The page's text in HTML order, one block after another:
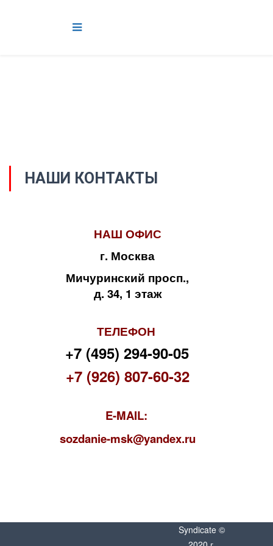
НАШИ КОНТАКТЫ
НАШ ОФИС
г. Москва
Мичуринский просп.,
д. 34, 1 этаж
ТЕЛЕФОН
+7 (495) 294-90-05
+7 (926) 807-60-32
E-MAIL:
sozdanie-msk@yandex.ru
Syndicate ©